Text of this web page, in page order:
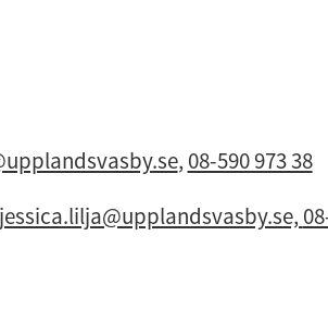
, 08-590 973 38
jessica.lilja@upplandsvasby.se,